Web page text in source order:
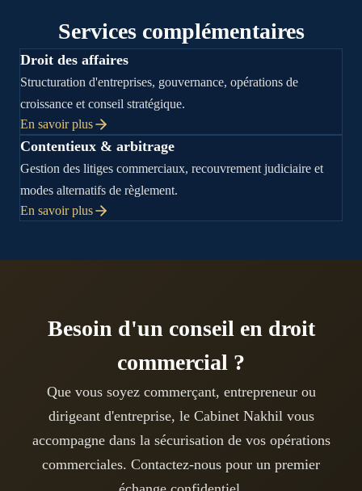
Services complémentaires
Droit des affaires
Structuration d'entreprises, gouvernance, opérations de
croissance et conseil stratégique.
En savoir plus
Contentieux & arbitrage
Gestion des litiges commerciaux, recouvrement judiciaire et
modes alternatifs de règlement.
En savoir plus
Besoin d'un conseil en droit
commercial ?
Que vous soyez commerçant, entrepreneur ou
dirigeant d'entreprise, le Cabinet Nakhil vous
accompagne dans la sécurisation de vos opérations
commerciales. Contactez-nous pour un premier